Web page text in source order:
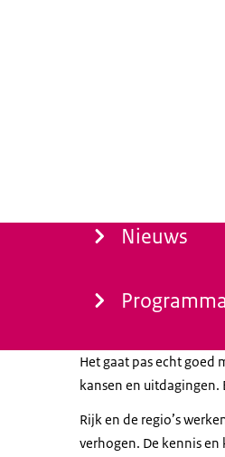
Nieuws
Het gaat pas echt goed
kansen en uitdagingen.
Rijk en de regio’s
verhogen. De kennis